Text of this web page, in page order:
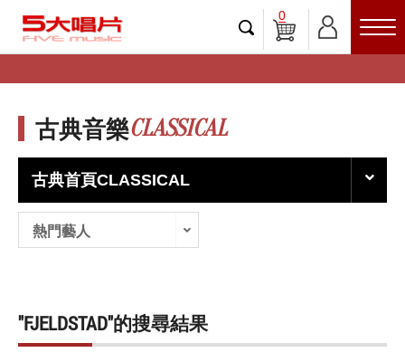
0
古典音樂CLASSICAL
古典首頁CLASSICAL
熱門藝人
"FJELDSTAD"的搜尋結果